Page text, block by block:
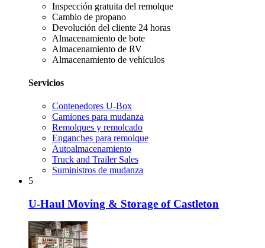
Inspección gratuita del remolque
Cambio de propano
Devolución del cliente 24 horas
Almacenamiento de bote
Almacenamiento de RV
Almacenamiento de vehículos
Servicios
Contenedores U-Box
Camiones para mudanza
Remolques y remolcado
Enganches para remolque
Autoalmacenamiento
Truck and Trailer Sales
Suministros de mudanza
5
U-Haul Moving & Storage of Castleton